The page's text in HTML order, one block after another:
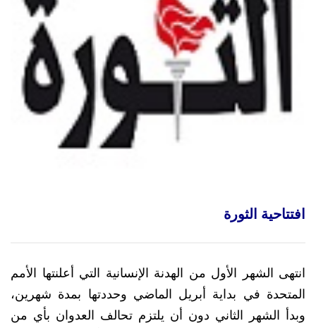
افتتاحية الثورة
انتهى الشهر الأول من الهدنة الإنسانية التي أعلنتها الأمم
المتحدة في بداية أبريل الماضي وحددتها بمدة شهرين،
وبدأ الشهر الثاني دون أن يلتزم تحالف العدوان بأي من